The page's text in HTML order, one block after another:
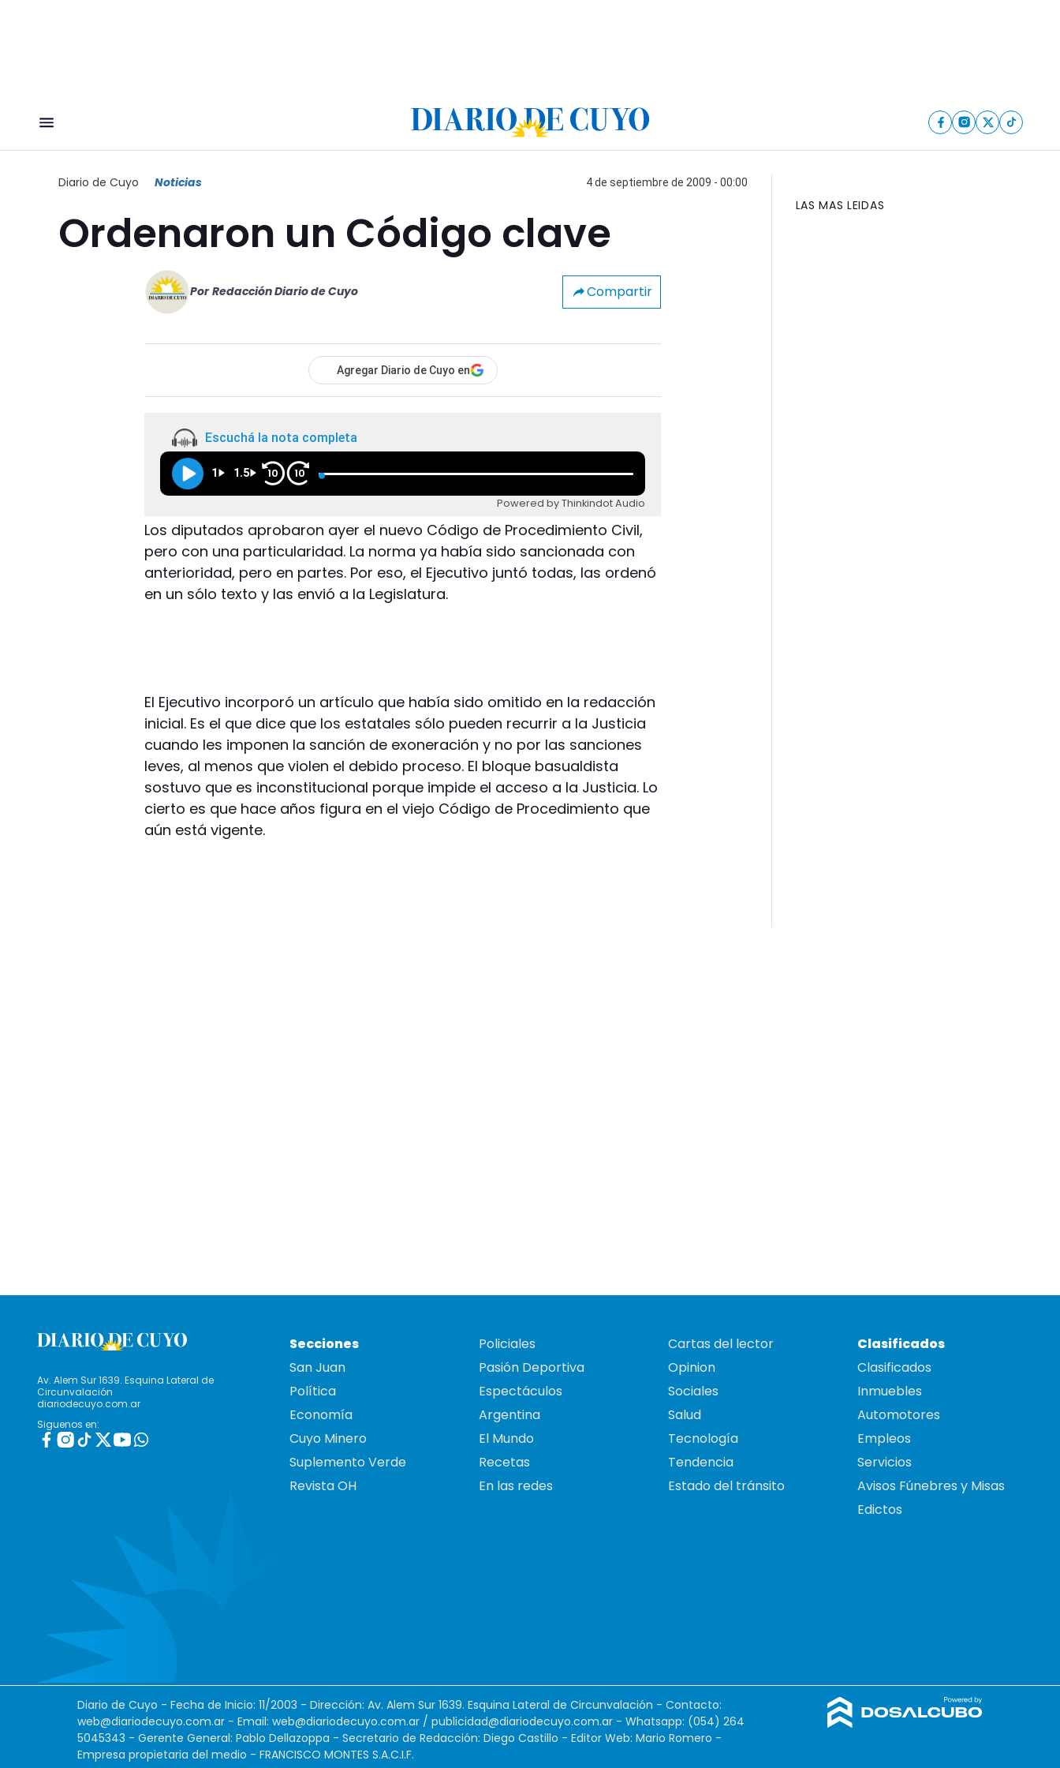
Diario de Cuyo Noticias 4 de septiembre de 2009 - 00:00
Ordenaron un Código clave
Por Redacción Diario de Cuyo Compartir
Agregar Diario de Cuyo en
Escuchá la nota completa
1 1.5 10 10
Powered by Thinkindot Audio
Los diputados aprobaron ayer el nuevo Código de Procedimiento Civil,
pero con una particularidad. La norma ya había sido sancionada con
anterioridad, pero en partes. Por eso, el Ejecutivo juntó todas, las ordenó
en un sólo texto y las envió a la Legislatura.
El Ejecutivo incorporó un artículo que había sido omitido en la redacción
inicial. Es el que dice que los estatales sólo pueden recurrir a la Justicia
cuando les imponen la sanción de exoneración y no por las sanciones
leves, al menos que violen el debido proceso. El bloque basualdista
sostuvo que es inconstitucional porque impide el acceso a la Justicia. Lo
cierto es que hace años figura en el viejo Código de Procedimiento que
aún está vigente.
LAS MAS LEIDAS
Av. Alem Sur 1639. Esquina Lateral de
Circunvalación
diariodecuyo.com.ar
Siguenos en:
Secciones
San Juan
Política
Economía
Cuyo Minero
Suplemento Verde
Revista OH
Policiales
Pasión Deportiva
Espectáculos
Argentina
El Mundo
Recetas
En las redes
Cartas del lector
Opinion
Sociales
Salud
Tecnología
Tendencia
Estado del tránsito
Clasificados
Clasificados
Inmuebles
Automotores
Empleos
Servicios
Avisos Fúnebres y Misas
Edictos
Diario de Cuyo - Fecha de Inicio: 11/2003 - Dirección: Av. Alem Sur 1639. Esquina Lateral de Circunvalación - Contacto:
web@diariodecuyo.com.ar - Email: web@diariodecuyo.com.ar / publicidad@diariodecuyo.com.ar - Whatsapp: (054) 264
5045343 - Gerente General: Pablo Dellazoppa - Secretario de Redacción: Diego Castillo - Editor Web: Mario Romero -
Empresa propietaria del medio - FRANCISCO MONTES S.A.C.I.F.